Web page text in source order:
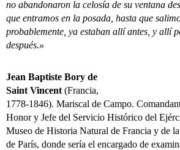
no abandonaron la celosía de su ventana
que entramos en la posada, hasta que
probablemente, ya estaban allí antes, y allí
después.»
Jean Baptiste Bory de
Saint Vincent (Francia,
1778-1846). Mariscal de Campo.
Honor y Jefe del Servicio Histórico del
Museo de Historia Natural de Francia y de
de París, donde sería el encargado de